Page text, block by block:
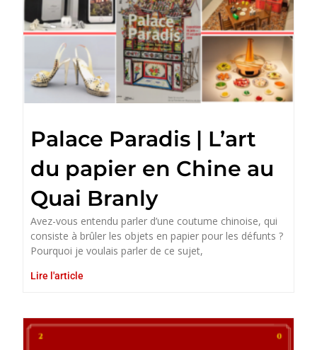
Palace Paradis | L’art
du papier en Chine au
Quai Branly
Avez-vous entendu parler d’une coutume chinoise, qui
consiste à brûler les objets en papier pour les défunts ?
Pourquoi je voulais parler de ce sujet,
Lire l'article